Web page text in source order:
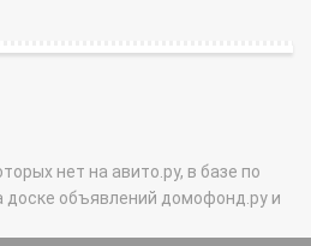
нет на авито.ру, в базе по
доске объявлений домофонд.ру и